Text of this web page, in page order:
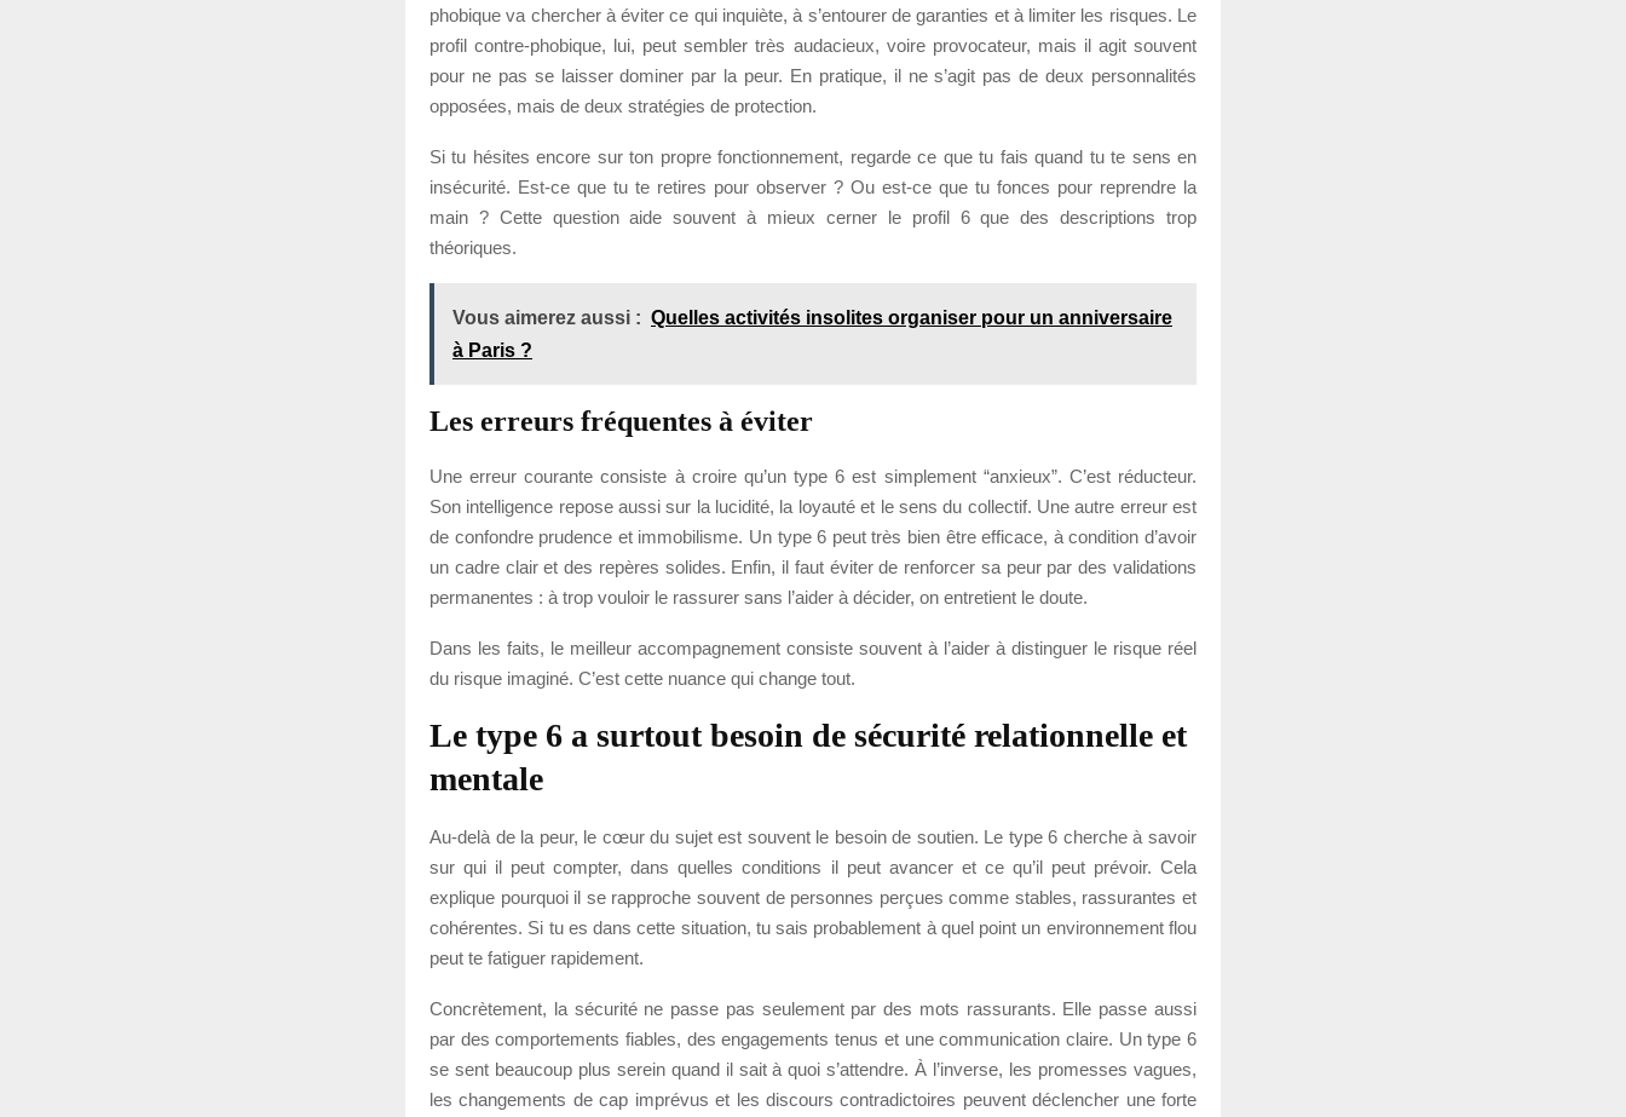
phobique va chercher à éviter ce qui inquiète, à s’entourer de garanties et à limiter les risques. Le
profil contre-phobique, lui, peut sembler très audacieux, voire provocateur, mais il agit souvent
pour ne pas se laisser dominer par la peur. En pratique, il ne s’agit pas de deux personnalités
opposées, mais de deux stratégies de protection.
Si tu hésites encore sur ton propre fonctionnement, regarde ce que tu fais quand tu te sens en
insécurité. Est-ce que tu te retires pour observer ? Ou est-ce que tu fonces pour reprendre la
main ? Cette question aide souvent à mieux cerner le profil 6 que des descriptions trop
théoriques.
Vous aimerez aussi : Quelles activités insolites organiser pour un anniversaire
à Paris ?
Les erreurs fréquentes à éviter
Une erreur courante consiste à croire qu’un type 6 est simplement “anxieux”. C’est réducteur.
Son intelligence repose aussi sur la lucidité, la loyauté et le sens du collectif. Une autre erreur est
de confondre prudence et immobilisme. Un type 6 peut très bien être efficace, à condition d’avoir
un cadre clair et des repères solides. Enfin, il faut éviter de renforcer sa peur par des validations
permanentes : à trop vouloir le rassurer sans l’aider à décider, on entretient le doute.
Dans les faits, le meilleur accompagnement consiste souvent à l’aider à distinguer le risque réel
du risque imaginé. C’est cette nuance qui change tout.
Le type 6 a surtout besoin de sécurité relationnelle et
mentale
Au-delà de la peur, le cœur du sujet est souvent le besoin de soutien. Le type 6 cherche à savoir
sur qui il peut compter, dans quelles conditions il peut avancer et ce qu’il peut prévoir. Cela
explique pourquoi il se rapproche souvent de personnes perçues comme stables, rassurantes et
cohérentes. Si tu es dans cette situation, tu sais probablement à quel point un environnement flou
peut te fatiguer rapidement.
Concrètement, la sécurité ne passe pas seulement par des mots rassurants. Elle passe aussi
par des comportements fiables, des engagements tenus et une communication claire. Un type 6
se sent beaucoup plus serein quand il sait à quoi s’attendre. À l’inverse, les promesses vagues,
les changements de cap imprévus et les discours contradictoires peuvent déclencher une forte